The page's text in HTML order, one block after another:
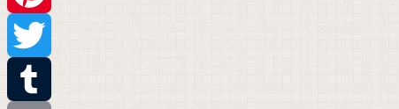
Pinterest
Twitter